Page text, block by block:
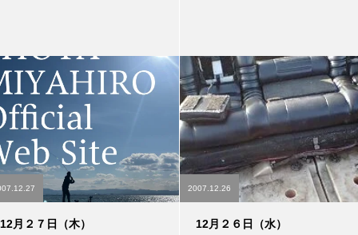
12月２７日（木）
2007.12.26
12月２６日（水）